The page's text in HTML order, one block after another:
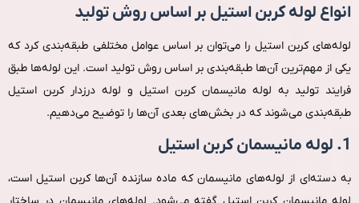
انواع لوله کربن استیل بر اساس روش تولید
لوله‌های کربن استیل را می‌توان بر اساس عوامل مختلفی طبقه‌بندی کرد که
یکی از مهم‌ترین آن‌ها طبقه‌بندی بر اساس روش تولید است. این لوله‌ها طبق
فرایند تولید به لوله مانیسمان کربن استیل و لوله درزدار کربن استیل
طبقه‌بندی می‌شوند که در بخش‌های بعدی آن‌ها را توضیح می‌دهیم.
1. لوله مانیسمان کربن استیل
به دسته‌ای از لوله‌های مانیسمان که ماده سازنده آن‌ها کربن استیل است،